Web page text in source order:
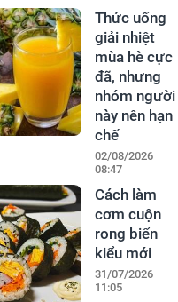
Thức uống
giải nhiệt
mùa hè cực
đã, nhưng
nhóm người
này nên hạn
chế
02/08/2026
08:47
Cách làm
cơm cuộn
rong biển
kiểu mới
31/07/2026
11:05